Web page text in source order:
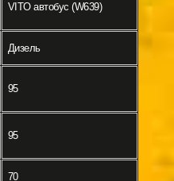
VITO автобус (W639)
Дизель
95
95
70